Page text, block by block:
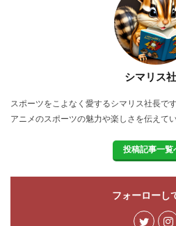
シマリス
スポーツをこよなく愛するシマリス社長で
アニメのスポーツの魅力や楽しさを伝えてい
投稿記事一覧
フォーローし